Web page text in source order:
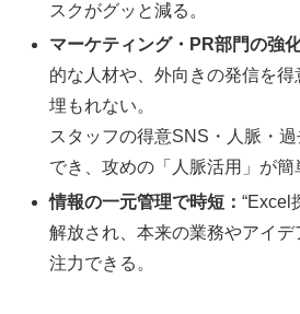
スクがグッと減る。
マーケティング・PR部門の強化
的な人材や、外向きの発信を
埋もれない。
スタッフの得意SNS・人脈・
でき、攻めの「人脈活用」が簡
情報の一元管理で時短：“Excel
解放され、本来の業務やアイデ
注力できる。